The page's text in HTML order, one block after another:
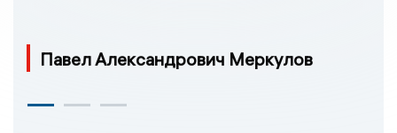
Павел Александрович Меркулов